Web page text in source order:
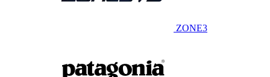
ZONE3